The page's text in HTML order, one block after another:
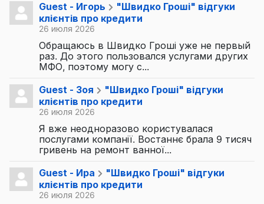
Guest - Игорь
"Швидко Гроші" відгуки
клієнтів про кредити
26 июля 2026
Обращаюсь в Швидко Гроші уже не первый
раз. До этого пользовался услугами других
МФО, поэтому могу с...
Guest - Зоя
"Швидко Гроші" відгуки
клієнтів про кредити
26 июля 2026
Я вже неодноразово користувалася
послугами компанії. Востаннє брала 9 тисяч
гривень на ремонт ванної...
Guest - Ира
"Швидко Гроші" відгуки
клієнтів про кредити
26 июля 2026